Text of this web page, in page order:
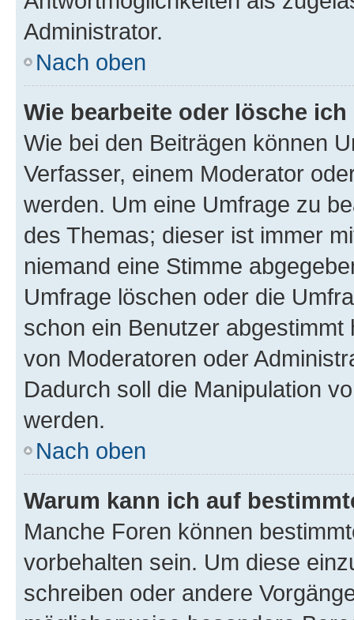
Administrator.
Nach oben
Wie bearbeite oder lösche
Wie bei den Beiträgen können
Verfasser, einem Moderator
werden. Um eine Umfrage zu
des Themas; dieser ist immer
niemand eine Stimme
Umfrage löschen oder die
schon ein Benutzer
von Moderatoren oder
Dadurch soll die Manipulation
werden.
Nach oben
Warum kann ich auf
Manche Foren können
vorbehalten sein. Um diese
schreiben oder andere